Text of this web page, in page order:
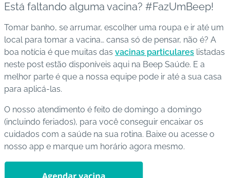
Está faltando alguma vacina? #FazUmBeep!
Tomar banho, se arrumar, escolher uma roupa e ir até um
local para tomar a vacina… cansa só de pensar, não é? A
boa notícia é que muitas das vacinas particulares listadas
neste post estão disponíveis aqui na Beep Saúde. E a
melhor parte é que a nossa equipe pode ir até a sua casa
para aplicá-las.
O nosso atendimento é feito de domingo a domingo
(incluindo feriados), para você conseguir encaixar os
cuidados com a saúde na sua rotina. Baixe ou acesse o
nosso app e marque um horário agora mesmo.